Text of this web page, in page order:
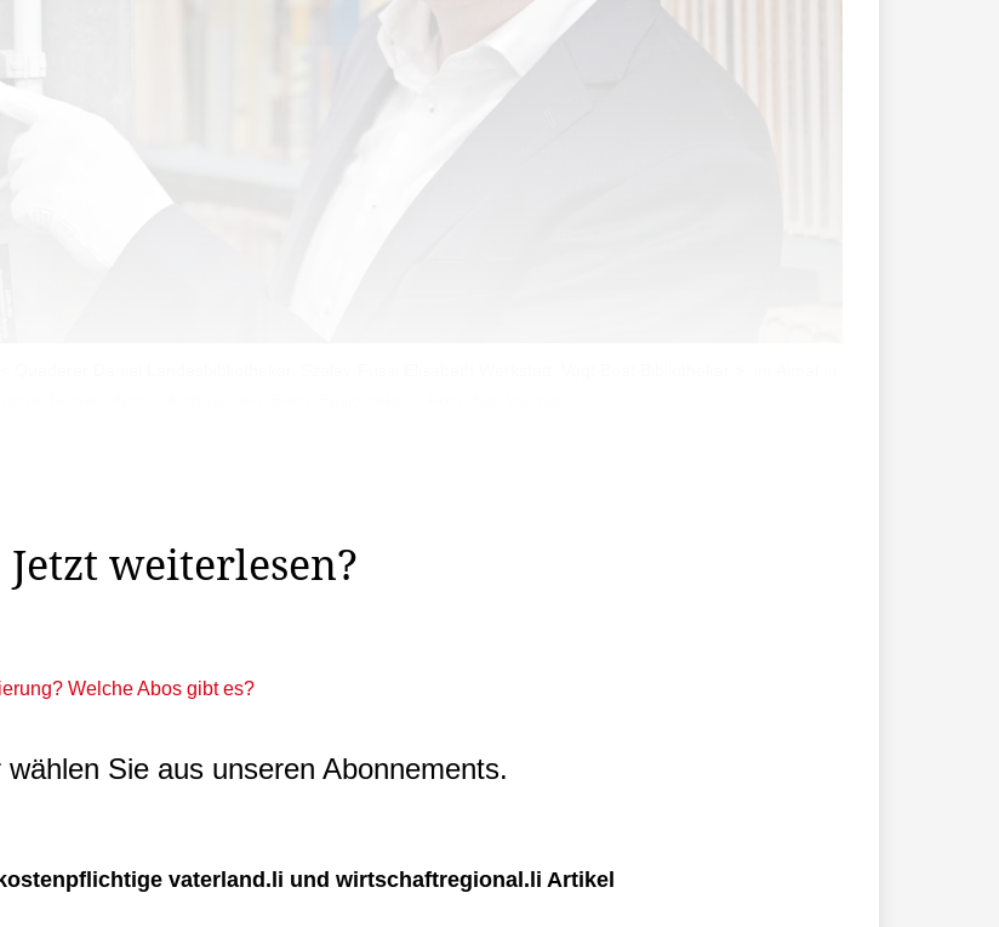
Jetzt weiterlesen?
Welche Abos gibt es?
Sie aus unseren Abonnements.
vaterland.li und wirtschaftregional.li Artikel